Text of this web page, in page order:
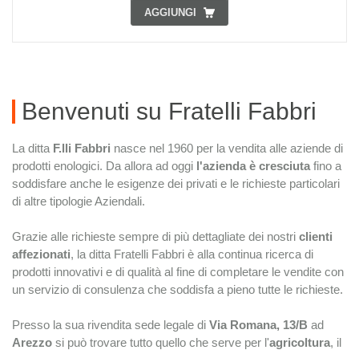
AGGIUNGI
Benvenuti su Fratelli Fabbri
La ditta F.lli Fabbri nasce nel 1960 per la vendita alle aziende di
prodotti enologici. Da allora ad oggi l'azienda è cresciuta fino a
soddisfare anche le esigenze dei privati e le richieste particolari
di altre tipologie Aziendali.
Grazie alle richieste sempre di più dettagliate dei nostri clienti
affezionati, la ditta Fratelli Fabbri è alla continua ricerca di
prodotti innovativi e di qualità al fine di completare le vendite con
un servizio di consulenza che soddisfa a pieno tutte le richieste.
Presso la sua rivendita sede legale di Via Romana, 13/B ad
Arezzo si può trovare tutto quello che serve per l'agricoltura, il